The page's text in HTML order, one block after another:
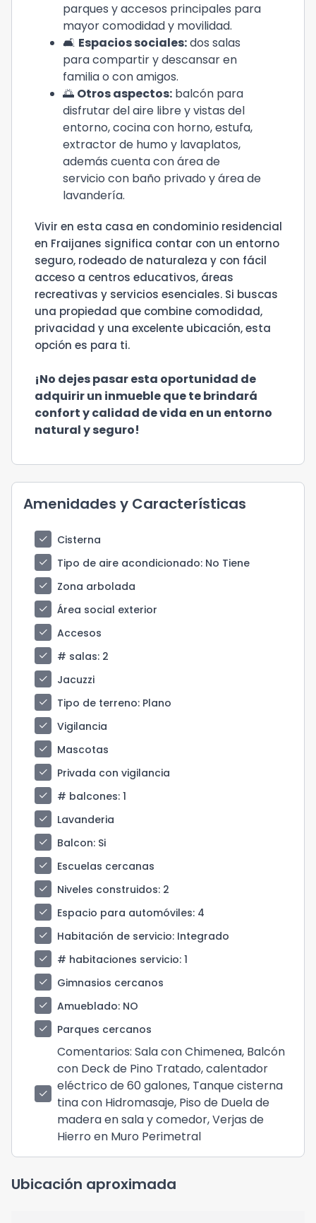
parques y accesos principales para
mayor comodidad y movilidad.
🛋️ Espacios sociales:dos salas
para compartir y descansar en
familia o con amigos.
🌅 Otros aspectos: balcón para
disfrutar del aire libre y vistas del
entorno, cocina con horno, estufa,
extractor de humo y lavaplatos,
además cuenta con área de
servicio con baño privado y área de
lavandería.
Vivir en esta casa en condominio residencial
en Fraijanes significa contar con un entorno
seguro, rodeado de naturaleza y con fácil
acceso a centros educativos, áreas
recreativas y servicios esenciales. Si buscas
una propiedad que combine comodidad,
privacidad y una excelente ubicación, esta
opción es para ti.
¡No dejes pasar esta oportunidad de
adquirir un inmueble que te brindará
confort y calidad de vida en un entorno
natural y seguro!
Amenidades y Características
check
Cisterna
check
Tipo de aire acondicionado: No Tiene
check
Zona arbolada
check
Área social exterior
check
Accesos
check
# salas: 2
check
Jacuzzi
check
Tipo de terreno: Plano
check
Vigilancia
check
Mascotas
check
Privada con vigilancia
check
# balcones: 1
check
Lavanderia
check
Balcon: Si
check
Escuelas cercanas
check
Niveles construidos: 2
check
Espacio para automóviles: 4
check
Habitación de servicio: Integrado
check
# habitaciones servicio: 1
check
Gimnasios cercanos
check
Amueblado: NO
check
Parques cercanos
check
Comentarios: Sala con Chimenea, Balcón
con Deck de Pino Tratado, calentador
eléctrico de 60 galones, Tanque cisterna
tina con Hidromasaje, Piso de Duela de
madera en sala y comedor, Verjas de
Hierro en Muro Perimetral
Ubicación aproximada